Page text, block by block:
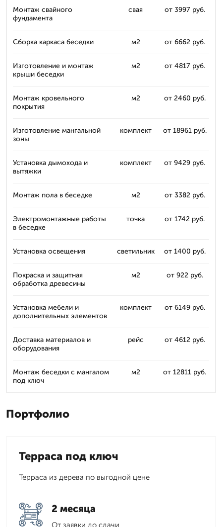
Монтаж свайного
фундамента
свая от 3997 руб.
Сборка каркаса беседки м2 от 6662 руб.
Изготовление и монтаж
крыши беседки
м2 от 4817 руб.
Монтаж кровельного
покрытия
м2 от 2460 руб.
Изготовление мангальной
зоны
комплект от 18961 руб.
Установка дымохода и
вытяжки
комплект от 9429 руб.
Монтаж пола в беседке м2 от 3382 руб.
Электромонтажные работы
в беседке
точка от 1742 руб.
Установка освещения светильник от 1400 руб.
Покраска и защитная
обработка древесины
м2 от 922 руб.
Установка мебели и
дополнительных элементов
комплект от 6149 руб.
Доставка материалов и
оборудования
рейс от 4612 руб.
Монтаж беседки с мангалом
под ключ
м2 от 12811 руб.
Портфолио
Терраса под ключ
Терраса из дерева по выгодной цене
2 месяца
От заявки до сдачи